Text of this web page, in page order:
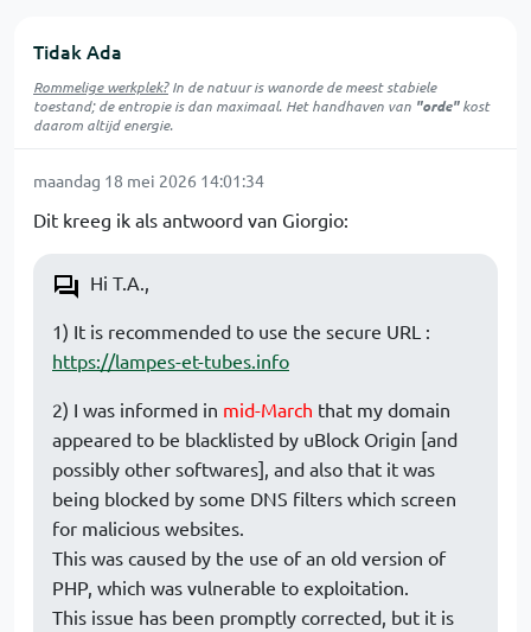
Tidak Ada
Rommelige werkplek?In de natuur iswanordede meest stabiele
toestand; de entropie is dan maximaal. Het handhaven van "orde"kost
daarom altijd energie.
maandag 18 mei 2026 14:01:34
Dit kreeg ik als antwoord van Giorgio:
Hi T.A.,
1) It is recommended to use the secure URL :
https://lampes-et-tubes.info
2) I was informed in mid-March that my domain
appeared to be blacklisted by uBlock Origin [and
possibly other softwares], and also that it was
being blocked by some DNS filters which screen
for malicious websites.
This was caused by the use of an old version of
PHP, which was vulnerable to exploitation.
This issue has been promptly corrected, but it is